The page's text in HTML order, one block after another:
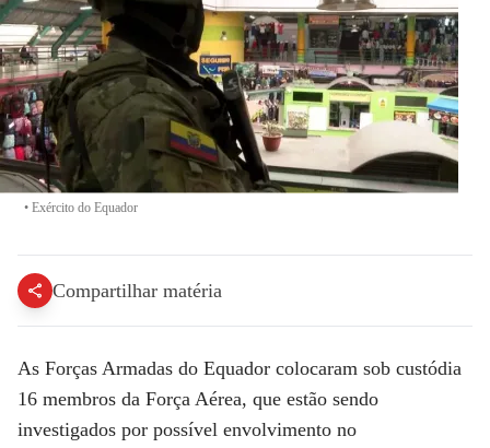
• Exército do Equador
Compartilhar matéria
As Forças Armadas do Equador colocaram sob custódia
16 membros da Força Aérea, que estão sendo
investigados por possível envolvimento no